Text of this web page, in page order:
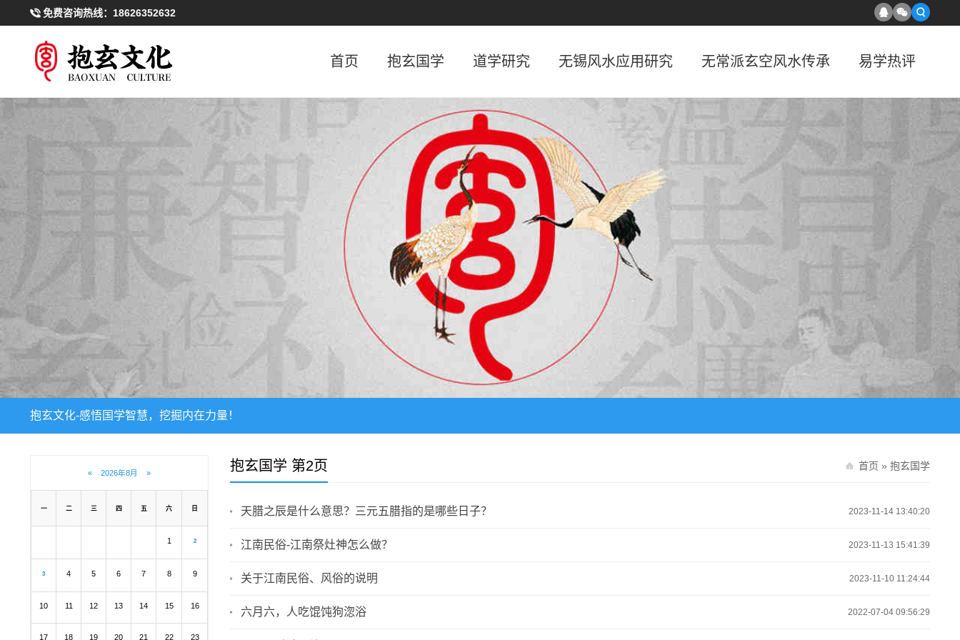
免费咨询热线： 18626352632
首页 抱玄国学 道学研究 无锡风水应用研究 无常派玄空风水传承 易学热评
抱玄文化-感悟国学智慧，挖掘内在力量！
« 2026年8月 »
一 二 三 四 五 六 日
1 2
3 4 5 6 7 8 9
10 11 12 13 14 15 16
17 18 19 20 21 22 23
首页 » 抱玄国学
抱玄国学 第2页
2023-11-14 13:40:20
天腊之辰是什么意思？三元五腊指的是哪些日子？
2023-11-13 15:41:39
江南民俗-江南祭灶神怎么做？
2023-11-10 11:24:44
关于江南民俗、风俗的说明
2022-07-04 09:56:29
六月六，人吃馄饨狗淴浴